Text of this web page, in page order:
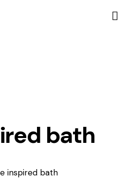
bath